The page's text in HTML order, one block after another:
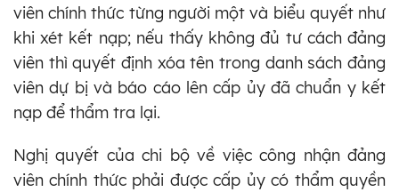
viên chính thức từng người một và biểu quyết như
khi xét kết nạp; nếu thấy không đủ tư cách đảng
viên thì quyết định xóa tên trong danh sách đảng
viên dự bị và báo cáo lên cấp ủy đã chuẩn y kết
nạp để thẩm tra lại.
Nghị quyết của chi bộ về việc công nhận đảng
viên chính thức phải được cấp ủy có thẩm quyền